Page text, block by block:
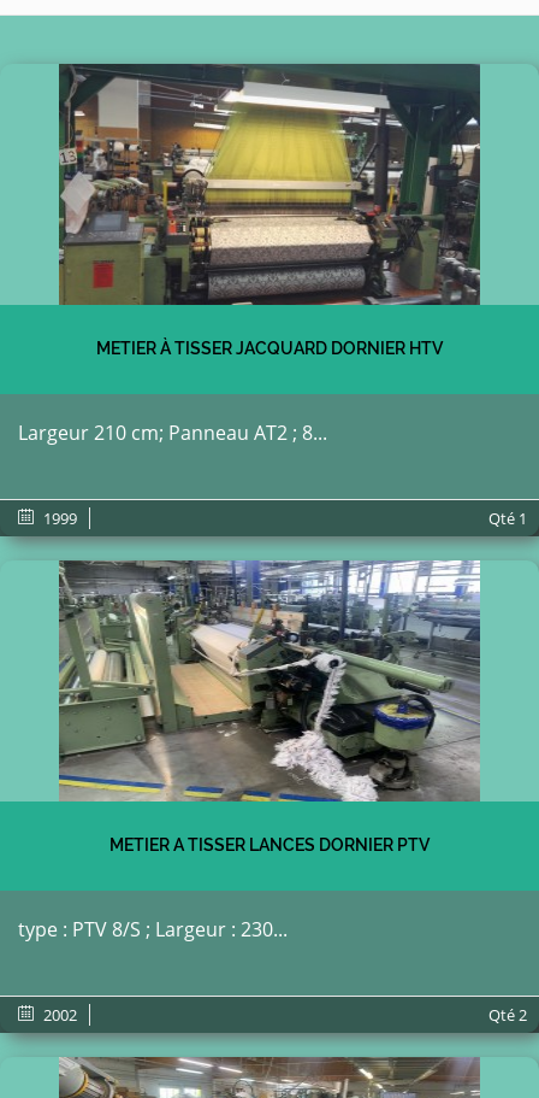
METIER À TISSER JACQUARD DORNIER HTV
Largeur 210 cm; Panneau AT2 ; 8...
1999 Qté 1
METIER A TISSER LANCES DORNIER PTV
type : PTV 8/S ; Largeur : 230...
2002 Qté2